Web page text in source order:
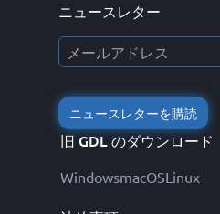
ニュースレター
ニュースレターを購読
旧 GDL のダウンロード
WindowsmacOSLinux